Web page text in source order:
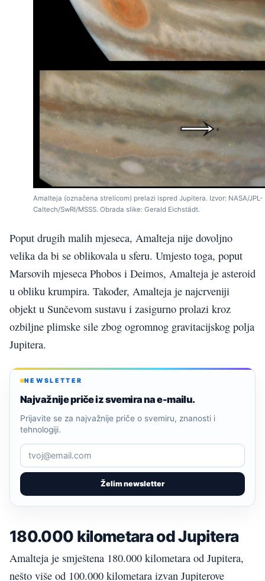
Amalteja (označena strelicom) prelazi ispred Jupitera. Izvor: NASA/JPL-
Caltech/SwRI/MSSS. Obrada slike: Gerald Eichstädt.
Poput drugih malih mjeseca, Amalteja nije dovoljno
velika da bi se oblikovala u sferu. Umjesto toga, poput
Marsovih mjeseca Phobos i Deimos, Amalteja je asteroid
u obliku krumpira. Također, Amalteja je najcrveniji
objekt u Sunčevom sustavu i zasigurno prolazi kroz
ozbiljne plimske sile zbog ogromnog gravitacijskog polja
Jupitera.
NEWSLETTER
Najvažnije priče iz svemira na e-mailu.
Želim newsletter
Prijavite se za najvažnije priče o svemiru, znanosti i
tehnologiji.
180.000 kilometara od Jupitera
Amalteja je smještena 180.000 kilometara od Jupitera,
nešto više od 100.000 kilometara izvan Jupiterove